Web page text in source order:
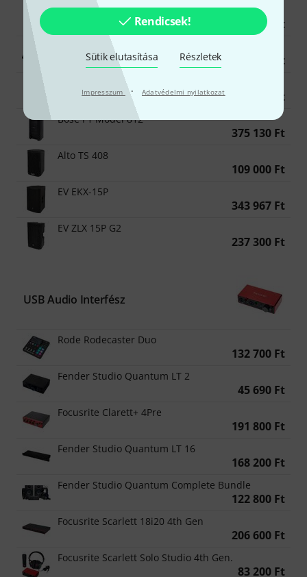
Rendicsek!
Sütik elutasítása Részletek
Impresszum · Adatvédelmi nyilatkozat
RCF Art 735-A MK V
339 229 Ft
dB Technologies Flexsys FM10
112 400 Ft
dB Technologies Ingenia IG4T
664 455 Ft
Bose F1 Model 812
375 130 Ft
Alto TS 408
109 000 Ft
EV EKX-15P
343 967 Ft
EV ZLX 15P G2
237 300 Ft
USB Audio Interfész
Rode Rodecaster Duo
132 700 Ft
Fender Studio Quantum LT 2
45 690 Ft
Focusrite Clarett+ 4Pre
191 800 Ft
Fender Studio Quantum LT 16
168 200 Ft
Fender Studio Quantum Complete Bundle
122 800 Ft
Focusrite Scarlett 18i20 4th Gen
206 600 Ft
Focusrite Scarlett Solo Studio 4th Gen.
83 200 Ft